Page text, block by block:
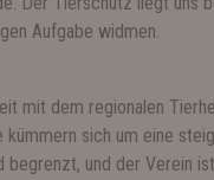
Aufgabe widmen.
mit dem regionalen
sich um eine
und der Verein